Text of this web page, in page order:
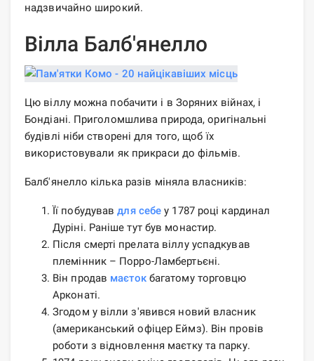
надзвичайно широкий.
Вілла Балб'янелло
Цю віллу можна побачити і в Зоряних війнах, і
Бондіані. Приголомшлива природа, оригінальні
будівлі ніби створені для того, щоб їх
використовували як прикраси до фільмів.
Балб'янелло кілька разів міняла власників:
Її побудувавдля себе у 1787 році кардинал
Дуріні. Раніше тут був монастир.
Після смерті прелата віллу успадкував
племінник – Порро-Ламбертьєні.
Він продав маєтокбагатому торговцю
Арконаті.
Згодом у вілли з'явився новий власник
(американський офіцер Еймз). Він провів
роботи з відновлення маєтку та парку.